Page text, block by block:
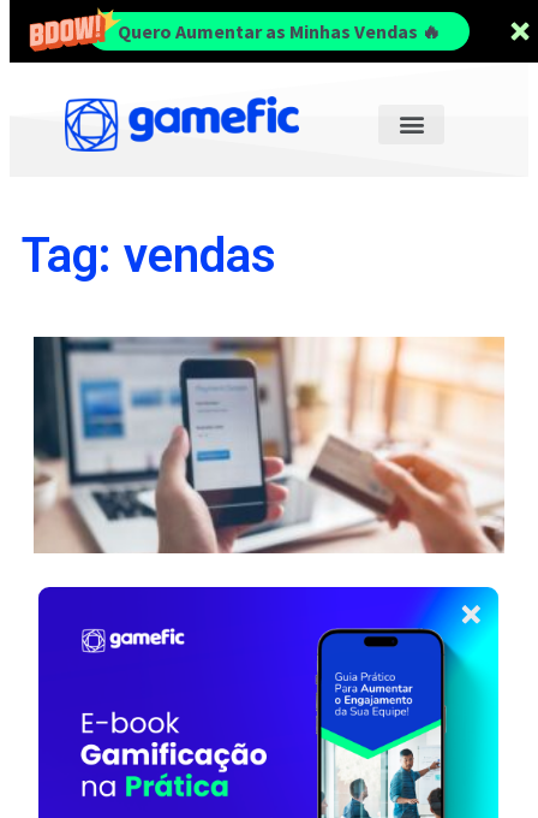
Quero Aumentar as Minhas Vendas 🔥
Tag: vendas